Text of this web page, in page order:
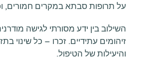
על תרופות סבתא במקרים חמורים,
השילוב בין ידע מסורתי לגישה
זיהומים עתידיים. זכרו – כל שינוי
והיעילות של הטיפול.